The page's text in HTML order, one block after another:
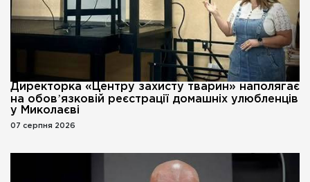
Директорка «Центру захисту тварин» наполягає
на обовʼязковій реєстрації домашніх улюбленців
у Миколаєві
07 серпня 2026